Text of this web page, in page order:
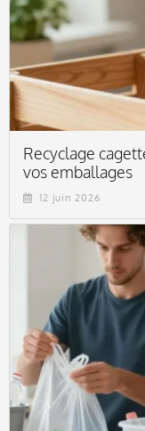
Recyclage
vos emballages
12 juin 2026